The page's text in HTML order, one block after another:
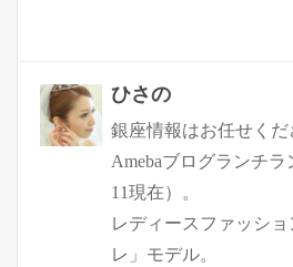
ひさの
銀座情報はお任せく
Amebaブログランチ
11現在）。
レディースファッシ
レ」モデル。